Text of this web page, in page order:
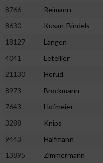
8766
Reimann
8630
Kusan-Bindels
18127
Langen
4041
Letellier
21130
Herud
8973
Brockmann
7643
Hofmeier
3288
Knips
9443
Halfmann
13895
Zimmermann